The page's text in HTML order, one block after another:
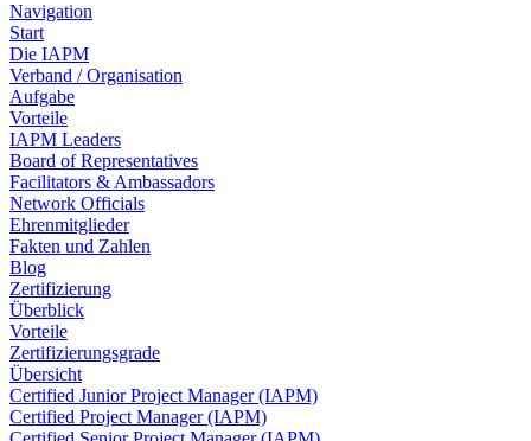
Navigation
Start
Die IAPM
Verband / Organisation
Aufgabe
Vorteile
IAPM Leaders
Board of Representatives
Facilitators & Ambassadors
Network Officials
Ehrenmitglieder
Fakten und Zahlen
Blog
Zertifizierung
Überblick
Vorteile
Zertifizierungsgrade
Übersicht
Certified Junior Project Manager (IAPM)
Certified Project Manager (IAPM)